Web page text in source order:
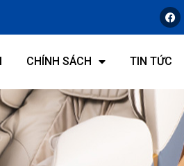
CHÍNH SÁCH TIN TỨC